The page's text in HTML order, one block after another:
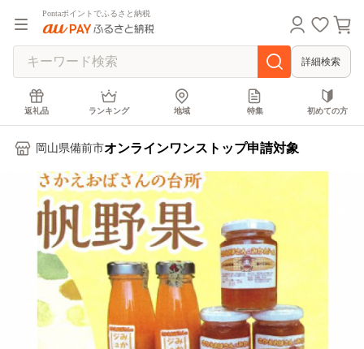
Pontaポイントでふるさと納税
詳細検索
返礼品 ランキング 地域 特集 初めての方
岡山県備前市オンラインワンストップ申請対象